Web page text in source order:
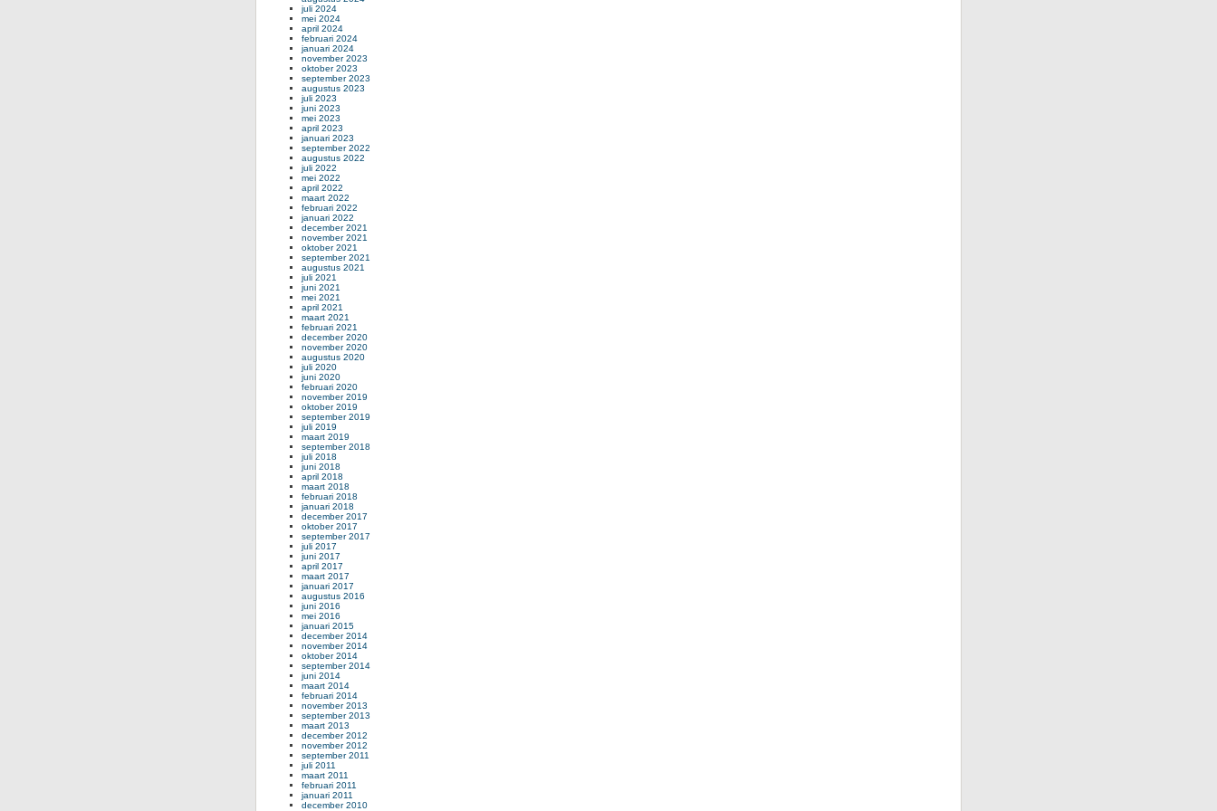
juli 2024
mei 2024
april 2024
februari 2024
januari 2024
november 2023
oktober 2023
september 2023
augustus 2023
juli 2023
juni 2023
mei 2023
april 2023
januari 2023
september 2022
augustus 2022
juli 2022
mei 2022
april 2022
maart 2022
februari 2022
januari 2022
december 2021
november 2021
oktober 2021
september 2021
augustus 2021
juli 2021
juni 2021
mei 2021
april 2021
maart 2021
februari 2021
december 2020
november 2020
augustus 2020
juli 2020
juni 2020
februari 2020
november 2019
oktober 2019
september 2019
juli 2019
maart 2019
september 2018
juli 2018
juni 2018
april 2018
maart 2018
februari 2018
januari 2018
december 2017
oktober 2017
september 2017
juli 2017
juni 2017
april 2017
maart 2017
januari 2017
augustus 2016
juni 2016
mei 2016
januari 2015
december 2014
november 2014
oktober 2014
september 2014
juni 2014
maart 2014
februari 2014
november 2013
september 2013
maart 2013
december 2012
november 2012
september 2011
juli 2011
maart 2011
februari 2011
januari 2011
december 2010